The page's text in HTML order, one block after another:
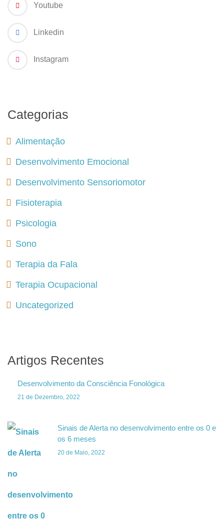
Youtube
Linkedin
Instagram
Categorias
Alimentação
Desenvolvimento Emocional
Desenvolvimento Sensoriomotor
Fisioterapia
Psicologia
Sono
Terapia da Fala
Terapia Ocupacional
Uncategorized
Artigos Recentes
Desenvolvimento da Consciência Fonológica
21 de Dezembro, 2022
Sinais de Alerta no desenvolvimento entre os 0 e
os 6 meses
20 de Maio, 2022